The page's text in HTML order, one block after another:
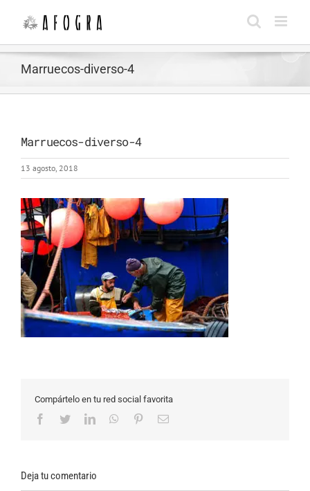
contenido
Marruecos-diverso-4
Marruecos-diverso-4
13 agosto, 2018
Compártelo en tu red social favorita
Facebook
TwitterLinkedInWhatsApp
PinterestCorreo
Deja tu comentario